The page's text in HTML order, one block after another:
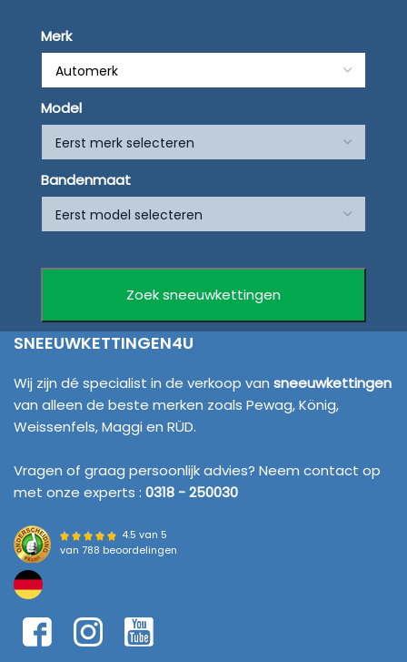
Merk
Model
Bandenmaat
SNEEUWKETTINGEN4U
Wij zijn dé specialist in de verkoop van sneeuwkettingen
van alleen de beste merken zoals Pewag, König,
Weissenfels, Maggi en RÜD.
Vragen of graag persoonlijk advies? Neem contact op
met onze experts : 0318 - 250030
4.5 van 5
van 788 beoordelingen